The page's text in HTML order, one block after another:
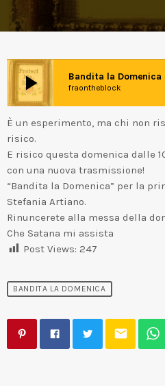
play_arrow Bandita la Domenica
fraontheblock
È un esperimento, ma chi non
risico.
E risico questa domenica dalle
con una nuova trasmissione!
“Bandita la Domenica” per la
Stefania Artiano.
Rinuncerete alla messa della
Che Satana mi assista
Post Views: 247
BANDITA LA DOMENICA
email